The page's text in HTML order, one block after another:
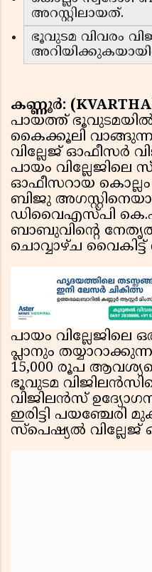
അറസ്റ്റിലായത്.
ഭൂവുടമ വിവരം
കണ്ണൂർ:
പായത്ത് ഭൂവുടമയിൽ
കൈക്കൂലി
വില്ലേജ് ഓഫീസർ
പായം വില്ലേജിലെ
ഓഫീസറായ കൊല്ലം
ബിജു
ഡിവൈഎസ്പി
ബാബുവിന്റെ
ചൊവ്വാഴ്ച
പായം വില്ലേജിലെ
പ്ലാനും
15,000 രൂപ
ഭൂവുടമ
വിജിലൻസ്
ഇരിട്ടി പയഞ്ചേരി
സ്പെഷ്യൽ വില്ലേജ്